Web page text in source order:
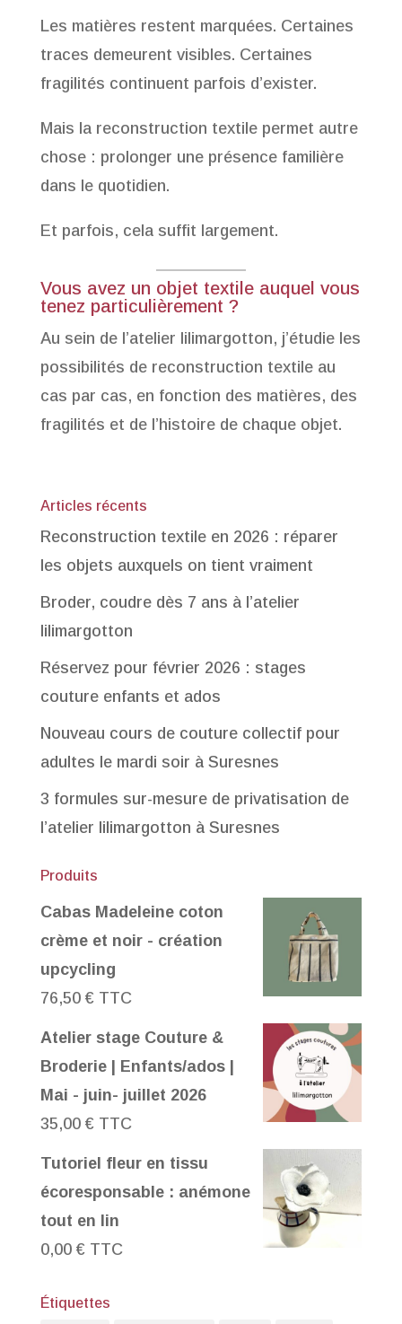
Les matières restent marquées. Certaines
traces demeurent visibles. Certaines
fragilités continuent parfois d’exister.
Mais la reconstruction textile permet autre
chose : prolonger une présence familière
dans le quotidien.
Et parfois, cela suffit largement.
Vous avez un objet textile auquel vous
tenez particulièrement ?
Au sein de l’atelier lilimargotton, j’étudie les
possibilités de reconstruction textile au
cas par cas, en fonction des matières, des
fragilités et de l’histoire de chaque objet.
Articles récents
Reconstruction textile en 2026 : réparer
les objets auxquels on tient vraiment
Broder, coudre dès 7 ans à l’atelier
lilimargotton
Réservez pour février 2026 : stages
couture enfants et ados
Nouveau cours de couture collectif pour
adultes le mardi soir à Suresnes
3 formules sur-mesure de privatisation de
l’atelier lilimargotton à Suresnes
Produits
Cabas Madeleine coton
crème et noir - création
upcycling
76,50 € TTC
Atelier stage Couture &
Broderie | Enfants/ados |
Mai - juin- juillet 2026
35,00 € TTC
Tutoriel fleur en tissu
écoresponsable : anémone
tout en lin
0,00 € TTC
Étiquettes